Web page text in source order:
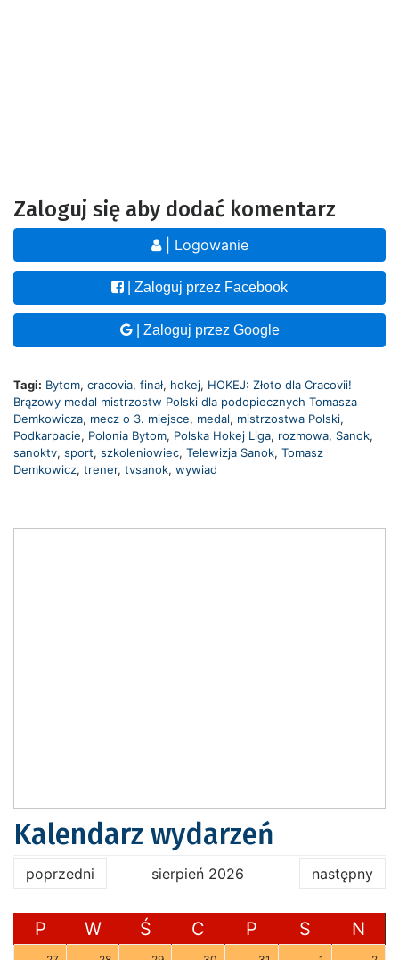
Zaloguj się aby dodać komentarz
| Logowanie
| Zaloguj przez Facebook
| Zaloguj przez Google
Tagi: Bytom, cracovia, finał, hokej, HOKEJ: Złoto dla Cracovii!
Brązowy medal mistrzostw Polski dla podopiecznych Tomasza
Demkowicza, mecz o 3. miejsce, medal, mistrzostwa Polski,
Podkarpacie, Polonia Bytom, Polska Hokej Liga, rozmowa, Sanok,
sanoktv, sport, szkoleniowiec, Telewizja Sanok, Tomasz
Demkowicz, trener, tvsanok, wywiad
Kalendarz wydarzeń
poprzedni sierpień 2026 następny
P W Ś C P S N